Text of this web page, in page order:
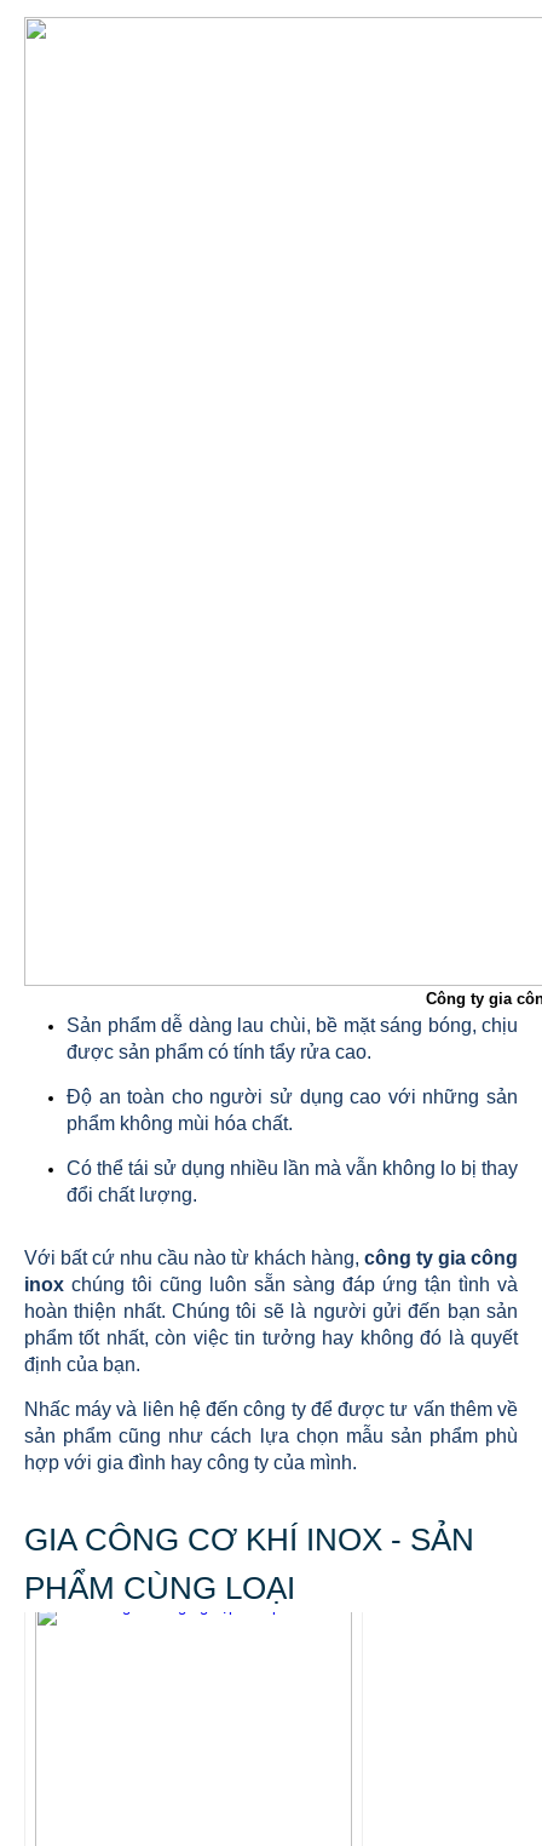
Công ty gia
Sản phẩm dễ dàng lau chùi, bề mặt sáng bóng, chịu
được sản phẩm có tính tẩy rửa cao.
Độ an toàn cho người sử dụng cao với những sản
phẩm không mùi hóa chất.
Có thể tái sử dụng nhiều lần mà vẫn không lo bị thay
đổi chất lượng.
Với bất cứ nhu cầu nào từ khách hàng, công ty gia công
inox chúng tôi cũng luôn sẵn sàng đáp ứng tận tình và
hoàn thiện nhất. Chúng tôi sẽ là người gửi đến bạn sản
phẩm tốt nhất, còn việc tin tưởng hay không đó là quyết
định của bạn.
Nhấc máy và liên hệ đến công ty để được tư vấn thêm về
sản phẩm cũng như cách lựa chọn mẫu sản phẩm phù
hợp với gia đình hay công ty của mình.
GIA CÔNG CƠ KHÍ INOX - SẢN
PHẨM CÙNG LOẠI